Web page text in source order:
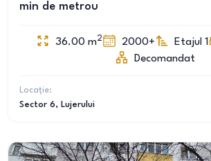
min de metrou
36.00 m2 2000+ Etajul 1
Decomandat
Locație:
Sector 6, Lujerului